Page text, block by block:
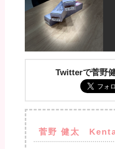
Twitterで菅野
菅野 健太